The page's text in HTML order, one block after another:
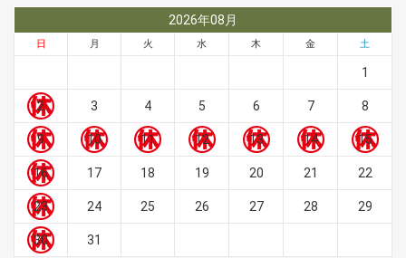
2026年08月
日 月 火 水 木 金 土
1
2 3 4 5 6 7 8
9 10 11 12 13 14 15
16 17 18 19 20 21 22
23 24 25 26 27 28 29
30 31